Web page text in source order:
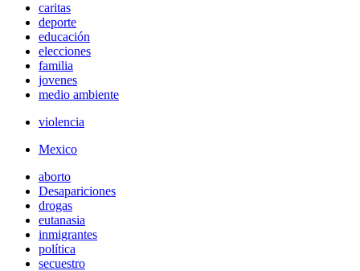
caritas
deporte
educación
elecciones
familia
jovenes
medio ambiente
violencia
Mexico
aborto
Desapariciones
drogas
eutanasia
inmigrantes
política
secuestro